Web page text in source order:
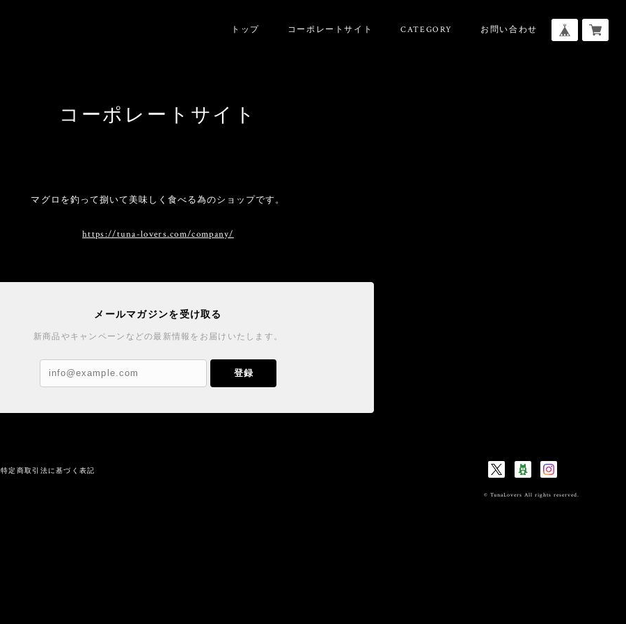
トップ コーポレートサイト CATEGORY お問い合わせ
コーポレートサイト
マグロを釣って捌いて美味しく食べる為のショップです。
https://tuna-lovers.com/company/
メールマガジンを受け取る
新商品やキャンペーンなどの最新情報をお届けいたします。
登録
特定商取引法に基づく表記
© TunaLovers All rights reserved.